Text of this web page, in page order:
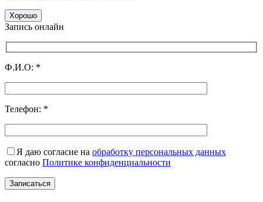
Хорошо
Запись онлайн
Ф.И.О: *
Телефон: *
Я даю согласие на обработку персональных данных
согласно Политике конфиденциальности